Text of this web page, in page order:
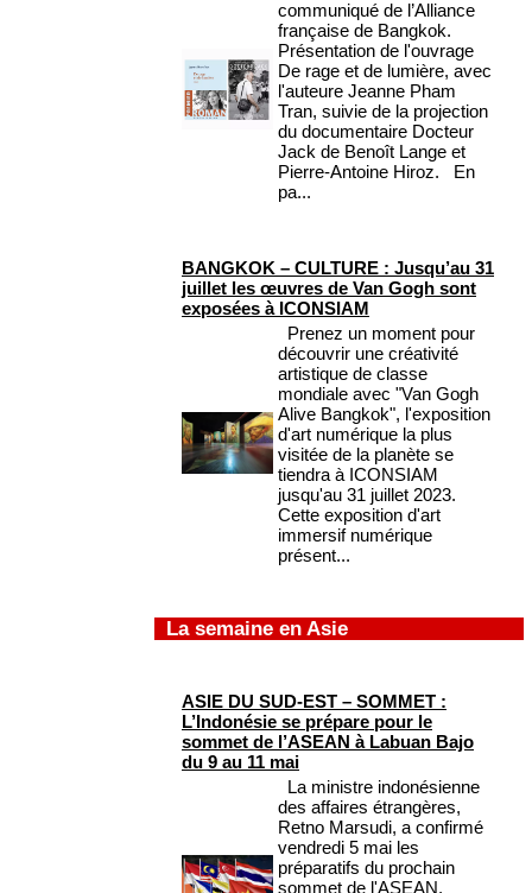
communiqué de l’Alliance
française de Bangkok.
Présentation de l'ouvrage
De rage et de lumière, avec
l'auteure Jeanne Pham
Tran, suivie de la projection
du documentaire Docteur
Jack de Benoît Lange et
Pierre-Antoine Hiroz. En
pa...
BANGKOK – CULTURE : Jusqu’au 31
juillet les œuvres de Van Gogh sont
exposées à ICONSIAM
Prenez un moment pour
découvrir une créativité
artistique de classe
mondiale avec "Van Gogh
Alive Bangkok", l'exposition
d'art numérique la plus
visitée de la planète se
tiendra à ICONSIAM
jusqu'au 31 juillet 2023.
Cette exposition d'art
immersif numérique
présent...
La semaine en Asie
ASIE DU SUD-EST – SOMMET :
L’Indonésie se prépare pour le
sommet de l’ASEAN à Labuan Bajo
du 9 au 11 mai
La ministre indonésienne
des affaires étrangères,
Retno Marsudi, a confirmé
vendredi 5 mai les
préparatifs du prochain
sommet de l'ASEAN.